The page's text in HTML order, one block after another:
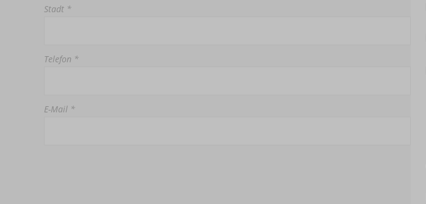
Stadt *
Telefon *
E-Mail *